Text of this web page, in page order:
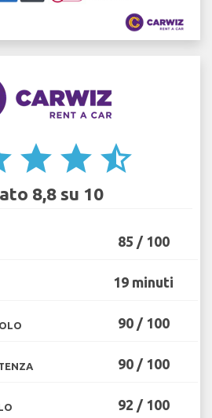
star star star_half
8,8 su 10
85 / 100
19 minuti
90 / 100
90 / 100
92 / 100